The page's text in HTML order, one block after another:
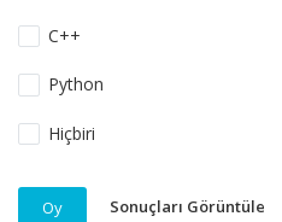
C++
Python
Hiçbiri
Oy Sonuçları Görüntüle